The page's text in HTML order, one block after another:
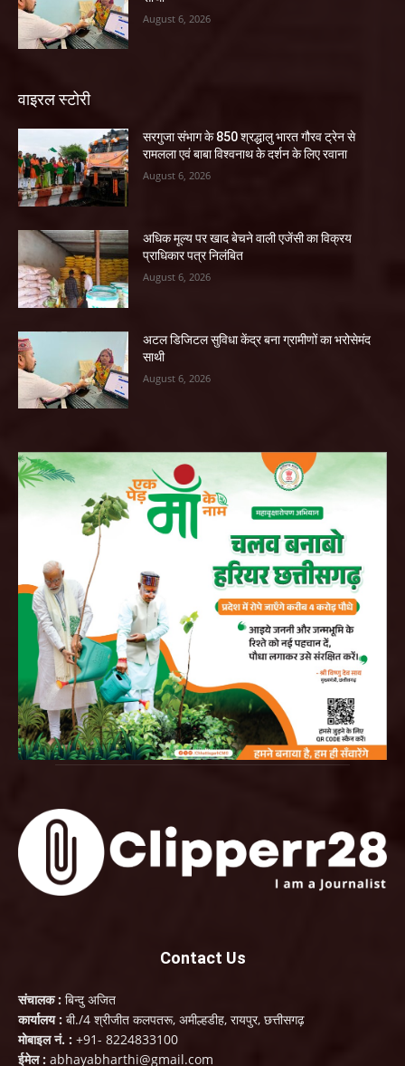
August 6, 2026
वाइरल स्टोरी
सरगुजा संभाग के 850 श्रद्धालु भारत गौरव ट्रेन से
रामलला एवं बाबा विश्वनाथ के दर्शन के लिए रवाना
August 6, 2026
अधिक मूल्य पर खाद बेचने वाली एजेंसी का विक्रय
प्राधिकार पत्र निलंबित
August 6, 2026
अटल डिजिटल सुविधा केंद्र बना ग्रामीणों का भरोसेमंद
साथी
August 6, 2026
Contact Us
संचालक : बिन्दु अजित
कार्यालय : बी./4 श्रीजीत कलपतरू, अमील्हडीह, रायपुर, छत्तीसगढ़
मोबाइल नं. : +91- 8224833100
ईमेल : abhayabharthi@gmail.com